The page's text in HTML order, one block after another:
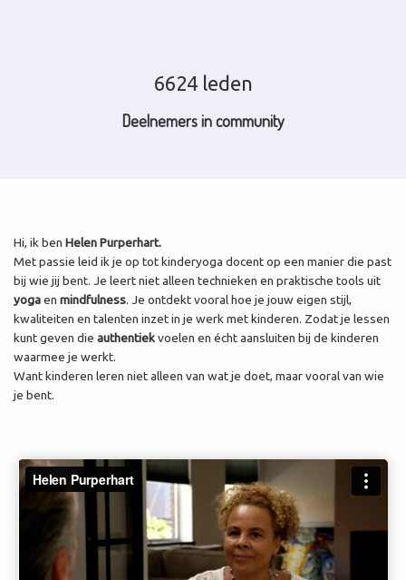
6624 leden
Deelnemers in community
Hi, ik ben Helen Purperhart.
Met passie leid ik je op tot kinderyoga docent op een manier die past
bij wie jij bent. Je leert niet alleen technieken en praktische tools uit
yogaen mindfulness. Je ontdekt vooral hoe je jouw eigen stijl,
kwaliteiten en talenten inzet in je werk met kinderen. Zodat je lessen
kunt geven die authentiekvoelen en écht aansluiten bij de kinderen
waarmee je werkt.
Want kinderen leren niet alleen van wat je doet, maar vooral van wie
je bent.